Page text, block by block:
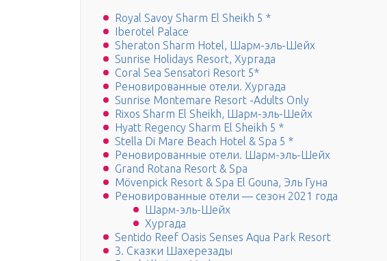
Royal Savoy Sharm El Sheikh 5 *
Iberotel Palace
Sheraton Sharm Hotel, Шарм-эль-Шейх
Sunrise Holidays Resort, Хургада
Coral Sea Sensatori Resort 5*
Реновированные отели. Хургада
Sunrise Montemare Resort -Adults Only
Rixos Sharm El Sheikh, Шарм-эль-Шейх
Hyatt Regency Sharm El Sheikh 5 *
Stella Di Mare Beach Hotel & Spa 5 *
Реновированные отели. Шарм-эль-Шейх
Grand Rotana Resort & Spa
Mövenpick Resort & Spa El Gouna, Эль Гуна
Реновированные отели — сезон 2021 года
Шарм-эль-Шейх
Хургада
Sentido Reef Oasis Senses Aqua Park Resort
3. Сказки Шахерезады